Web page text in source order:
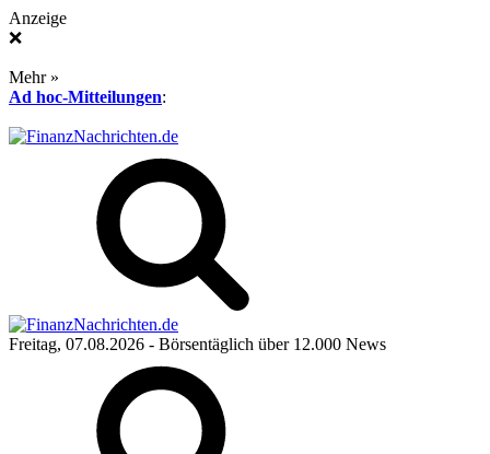
Anzeige
❌
Mehr »
Ad hoc-Mitteilungen:
Freitag, 07.08.2026 - Börsentäglich über 12.000 News